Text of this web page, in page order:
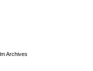
Archives